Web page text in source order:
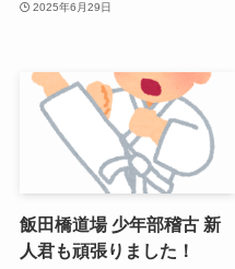
2025年6月29日
飯田橋道場 少年部稽古 新
人君も頑張りました！